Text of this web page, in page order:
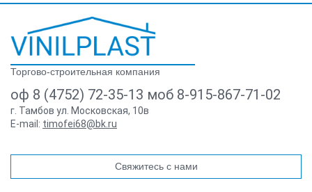
Торгово-строительная компания
оф 8 (4752) 72-35-13 моб 8-915-867-71-02
г. Тамбов ул. Московская, 10в
E-mail: timofei68@bk.ru
Свяжитесь с нами